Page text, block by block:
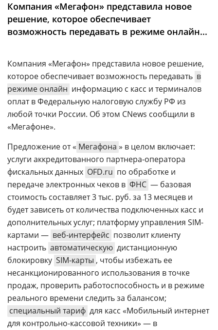
Конференции
Техника
Об
издании
Реклама
Вакансии
Контакты
Max
Telegram
Компания «Мегафон» представила новое
решение, которое обеспечивает
возможность передавать в режиме онлайн...
Компания «Мегафон» представила новое решение,
которое обеспечивает возможность передавать в
режиме онлайн информацию с касс и терминалов
оплат в Федеральную налоговую службу РФ из
любой точки России. Об этом CNews сообщили в
«Мегафоне».
Предложение от « Мегафона » в целом включает:
услуги аккредитованного партнера-оператора
фискальных данных OFD.ru по обработке и
передаче электронных чеков в ФНС — базовая
стоимость составляет 3 тыс. руб. за 13 месяцев и
будет зависеть от количества подключенных касс и
дополнительных услуг; платформу управления SIM-
картами — веб-интерфейс позволит клиенту
настроить автоматическую дистанционную
блокировку SIM-карты , чтобы избежать ее
несанкционированного использования в точке
продаж, проверить работоспособность и в режиме
реального времени следить за балансом;
специальный тариф для касс «Мобильный интернет
для контрольно-кассовой техники» — в